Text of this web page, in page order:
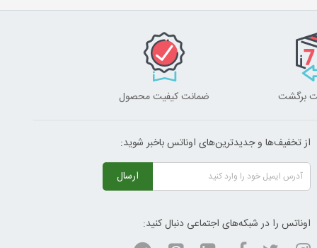
ضمانت کیفیت محصول
از تخفیف‌ها و جدیدترین‌های اوناتس باخبر شوید:
ارسال
اوناتس را در شبکه‌های اجتماعی دنبال کنید: